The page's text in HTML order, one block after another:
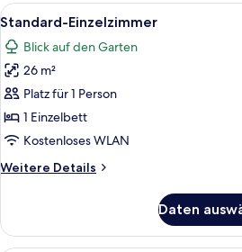
Alle
Fotos
für
Standard-
Einzelzimmer
anzeigen
Ein
11
Standard-Einzelzimmer
Blick auf den Garten
26 m²
Platz für 1 Person
1 Einzelbett
Kostenloses WLAN
Weitere Details
Weitere
Einzelzimmer
Daten